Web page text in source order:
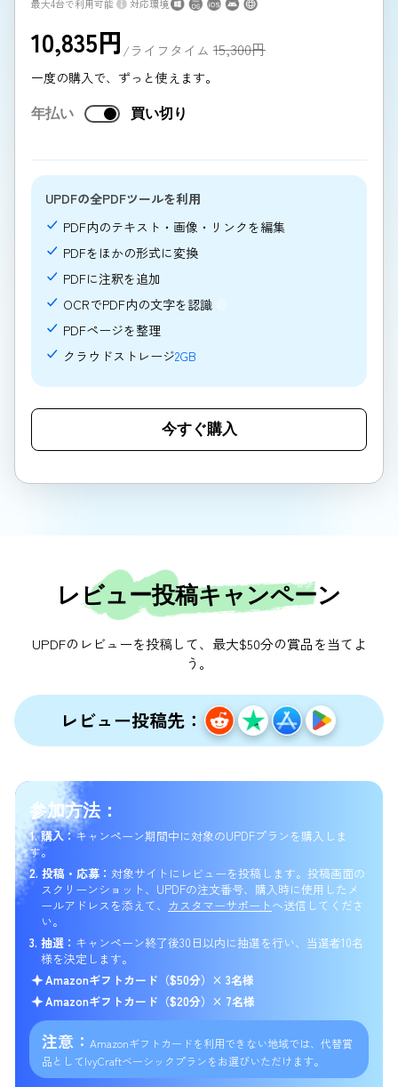
最大4台で利用可能 対応環境
10,835円/ライフタイム 15,300円
一度の購入で、ずっと使えます。
年払い
買い切り
UPDFの全PDFツールを利用
PDF内のテキスト・画像・リンクを編集
PDFをほかの形式に変換
PDFに注釈を追加
OCRでPDF内の文字を認識
PDFページを整理
クラウドストレージ2GB
今すぐ購入
レビュー投稿キャンペーン
UPDFのレビューを投稿して、最大$50分の賞品を当てよ
う。
レビュー投稿先：
参加方法：
1. 購入：キャンペーン期間中に対象のUPDFプランを購入しま
す。
2. 投稿・応募： 対象サイトにレビューを投稿します。 投稿画面の
スクリーンショット、UPDFの注文番号、 購入時に使用したメ
ールアドレスを添えて、
カスタマーサポート へ送信してくださ
い。
3. 抽選： キャンペーン終了後30日以内に抽選を行い、当選者10名
様を決定します。
Amazonギフトカード（$50分）× 3名様
Amazonギフトカード（$20分）× 7名様
注意： Amazonギフトカードを利用できない地域では、 代替賞
品としてIvyCraftベーシックプランをお選びいただけます。